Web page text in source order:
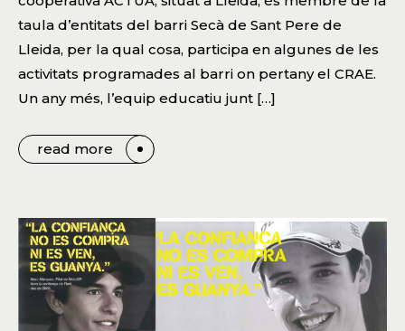
taula d’entitats del barri Secà de Sant Pere de
Lleida, per la qual cosa, participa en algunes de les
activitats programades al barri on pertany el CRAE.
Un any més, l’equip educatiu junt […]
read more